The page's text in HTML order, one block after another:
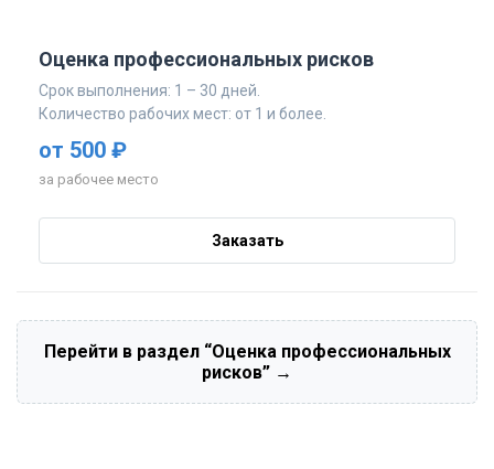
Оценка профессиональных рисков
Срок выполнения: 1 – 30 дней.
Количество рабочих мест: от 1 и более.
от 500 ₽
за рабочее место
Заказать
Перейти в раздел “Оценка профессиональных
рисков” →